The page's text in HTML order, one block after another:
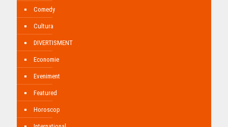
Comedy
Cultura
DIVERTISMENT
Economie
Eveniment
Featured
Horoscop